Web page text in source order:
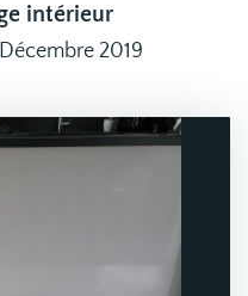
intérieur
Décembre 2019